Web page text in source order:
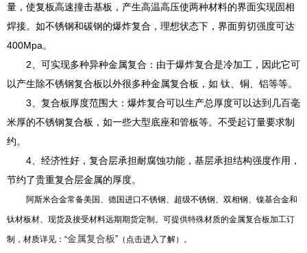
量，使复板高速撞击基板，产生高温高压使两种材料的界面实现固相
焊接。如不锈钢和碳钢的爆炸复合，理想状态下，界面剪切强度可达
400Mpa。
2、可实现多种异种金属复合：由于爆炸复合是冷加工，因此它可
以产生除不锈钢复合板以外很多种金属复合板，如 钛、铜、铝等等。
3、复合板厚度范围大：爆炸复合可以生产总厚度可以达到几百毫
米厚的不锈钢复合板，如一些大型底座和管板等。不受起订量要求制
约。
4、经济性好，复合层承担耐腐蚀功能，基层承担结构强度作用，
节约了贵重复合层金属的厚度。
阿斯米合金常备美国、德国进口不锈钢、超级不锈钢、双相钢、镍基合金和
钛材板材、现货及接受材料远期期货定制。可提供特殊材质的金属复合板加工订
制，材质详见： “金属复合板” （点击进入了解）。